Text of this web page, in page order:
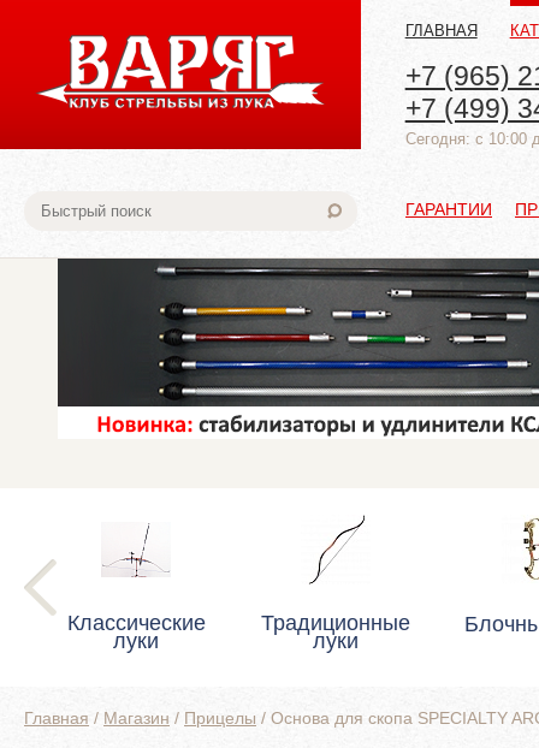
ГЛАВНАЯ
+7 (965)
+7 (499)
Cегодня: с 10:00
ГАРАНТИИ
Классические
луки
Традиционные
луки
Главная / Магазин / Прицелы / Основа для скопа SPECIALTY